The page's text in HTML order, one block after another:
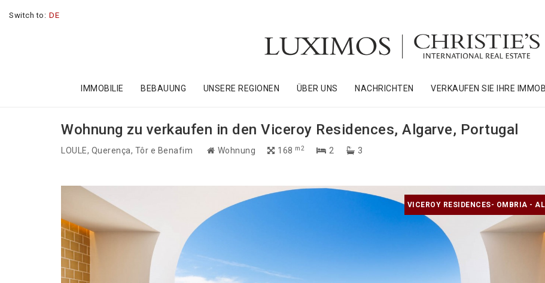
Switch to: DE
IMMOBILIE BEBAUUNG UNSERE REGIONEN ÜBER UNS NACHRICHTEN VERKAUFEN SIE IHRE
Wohnung zu verkaufen in den Viceroy Residences, Algarve, Portugal
LOULE, Querença, Tôr e Benafim Wohnung 168 m2 2 3
VICEROY RESIDENCES- OMBRIA -